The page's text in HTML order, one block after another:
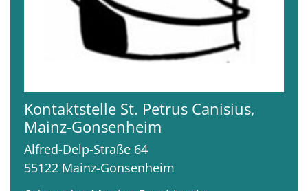
Kontaktstelle St. Petrus Canisius,
Mainz-Gonsenheim
Alfred-Delp-Straße 64
55122 Mainz-Gonsenheim